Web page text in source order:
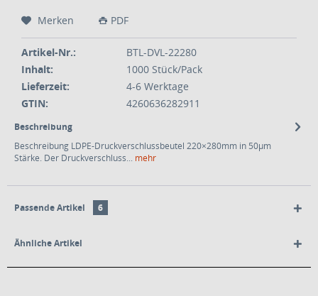
Merken PDF
Artikel-Nr.:
BTL-DVL-22280
Inhalt:
1000 Stück/Pack
Lieferzeit:
4-6 Werktage
GTIN:
4260636282911
Beschreibung
Beschreibung LDPE-Druckverschlussbeutel 220×280mm in 50µm
Stärke. Der Druckverschluss... mehr
Passende Artikel 6
Ähnliche Artikel